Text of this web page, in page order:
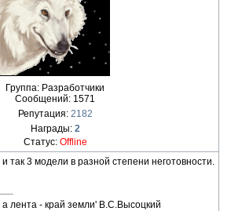
Группа: Разработчики
Сообщений: 1571
Репутация: 2182
Награды: 2
Статус: Offline
так 3 модели в разной степени неготовности.
лента - край земли' В.С.Высоцкий